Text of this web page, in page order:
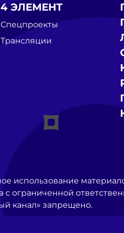
4 ЭЛЕМЕНТ
Спецпроекты
Трансляции
использование
с ограниченной
канал» запрещено.